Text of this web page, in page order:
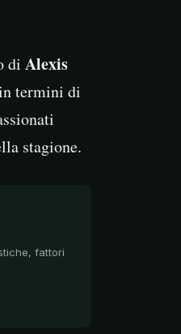
di Alexis
termini di
stagione.
fattori